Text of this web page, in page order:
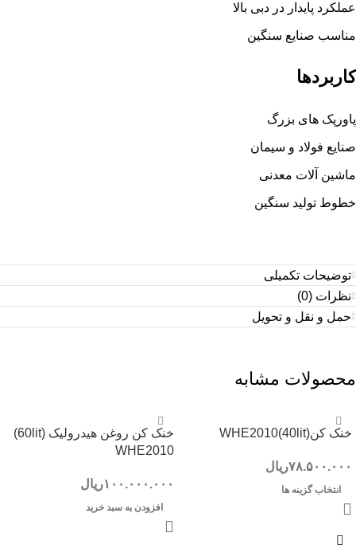
عملکرد پایدار در دبی بالا
مناسب صنایع سنگین
کاربردها
پاورپک های بزرگ
صنایع فولاد و سیمان
ماشین آلات معدنی
خطوط تولید سنگین
توضیحات تکمیلی
نظرات (0)
حمل و نقل و تحویل
محصولات مشابه
خنک کن(40lit)WHE2010
۷۸.۵۰۰.۰۰۰ریال
انتخاب گزینه ها
خنک کن روغن هیدرولیک (60lit)
WHE2010
۱۰۰.۰۰۰.۰۰۰ریال
افزودن به سبد خرید